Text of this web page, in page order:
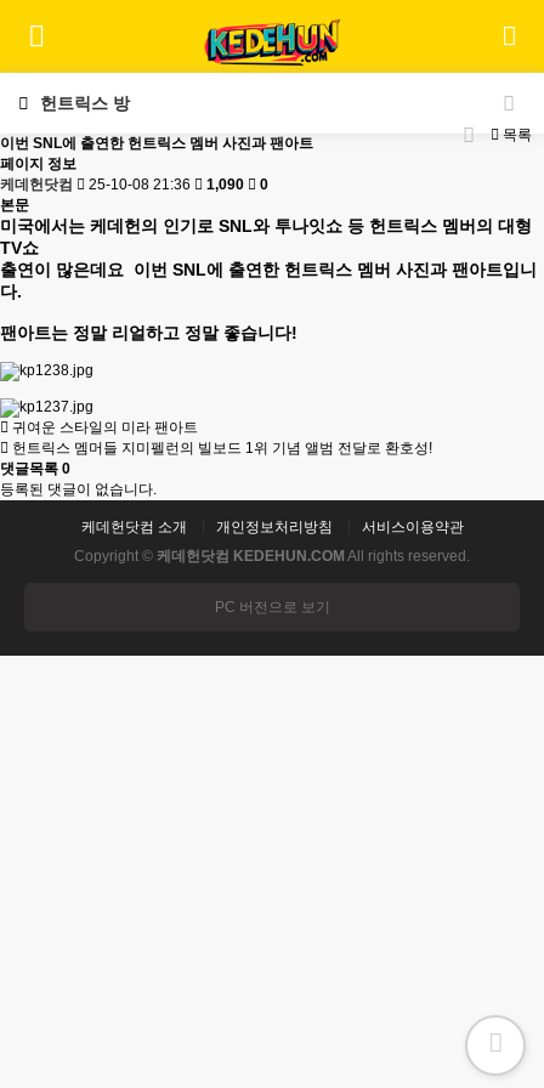
헌트릭스 방
목록
이번 SNL에 출연한 헌트릭스 멤버 사진과 팬아트
페이지 정보
케데헌닷컴
25-10-08 21:36 1,090
0
본문
미국에서는 케데헌의 인기로 SNL와 투나잇쇼 등 헌트릭스 멤버의 대형
TV쇼
출연이 많은데요 이번 SNL에 출연한 헌트릭스 멤버 사진과 팬아트입니
다.
팬아트는 정말 리얼하고 정말 좋습니다!
귀여운 스타일의 미라 팬아트
헌트릭스 멤머들 지미펠런의 빌보드 1위 기념 앨범 전달로 환호성!
댓글목록 0
등록된 댓글이 없습니다.
케데헌닷컴 소개 개인정보처리방침
서비스이용약관
Copyright © 케데헌닷컴 KEDEHUN.COM All rights reserved.
PC 버전으로 보기